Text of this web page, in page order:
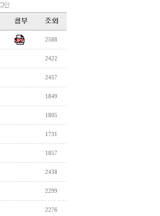
2588
2422
2457
1849
1805
1731
1857
2438
2299
2276